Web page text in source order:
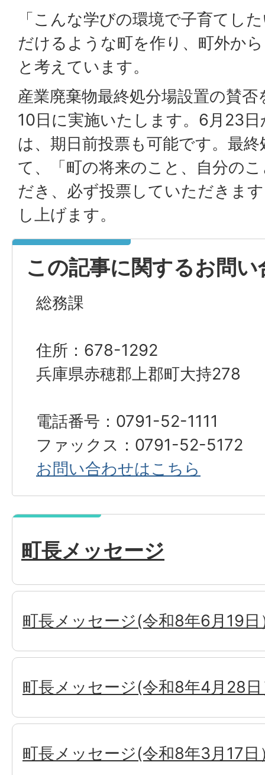
「こんな学びの環境で子育てし
だけるような町を作り、町外か
と考えています。
産業廃棄物最終処分場設置の賛
10日に実施いたします。6月23
は、期日前投票も可能です。最
て、「町の将来のこと、自分の
だき、必ず投票していただきま
し上げます。
この記事に関するお問い
総務課
住所：678-1292
兵庫県赤穂郡上郡町大持278
電話番号：0791-52-1111
ファックス：0791-52-5172
お問い合わせはこちら
町長メッセージ
町長メッセージ(令和8年6月19日
町長メッセージ(令和8年4月28
町長メッセージ(令和8年3月17日